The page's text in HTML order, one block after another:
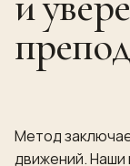
Метод
движений. Наши